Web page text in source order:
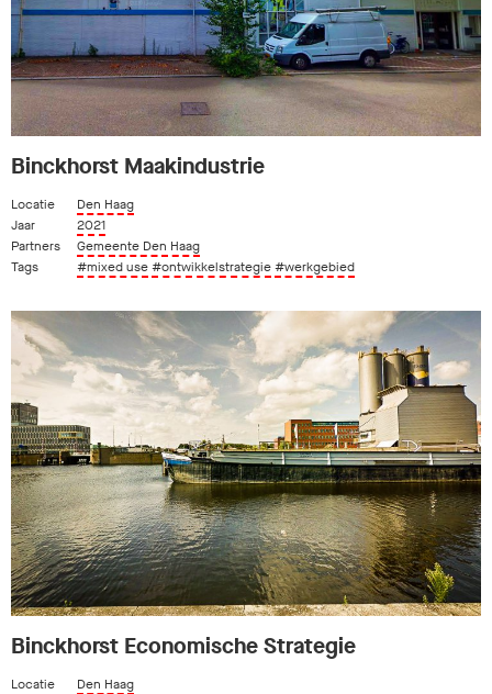
Binckhorst Maakindustrie
Locatie
Den Haag
Jaar
2021
Partners
Gemeente Den Haag
Tags
#mixed use#ontwikkelstrategie#werkgebied
Binckhorst Economische Strategie
Locatie
Den Haag